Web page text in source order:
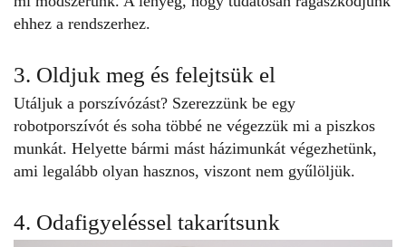
ehhez a rendszerhez.
3. Oldjuk meg és felejtsük el
Utáljuk a porszívózást? Szerezzünk be egy
robotporszívót és soha többé ne végezzük mi a piszkos
munkát. Helyette bármi mást házimunkát végezhetünk,
ami legalább olyan hasznos, viszont nem gyűlöljük.
4. Odafigyeléssel takarítsunk